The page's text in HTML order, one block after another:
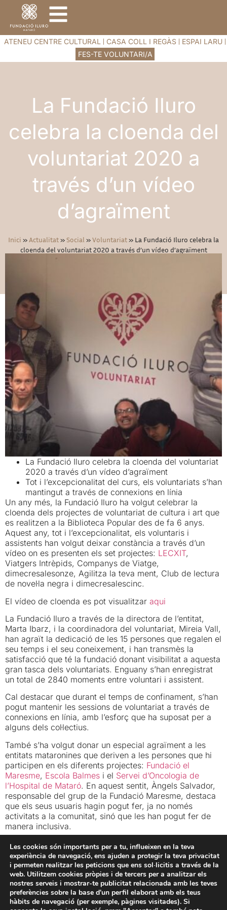
ATENEU CENTRE CULTURAL CASA COLL I REGÀS
ESPAI LARU
FES-TE VOLUNTARI/A
La Fundació Iluro
celebra la cloenda del
voluntariat 2020 a
través d’un vídeo
d’agraïment
Inici »Actualitat»Social »Voluntariat» La Fundació Iluro celebra la
cloenda del voluntariat 2020 a través d’un vídeo d’agraïment
La Fundació Iluro celebra la cloenda del voluntariat
2020 a través d’un vídeo d’agraïment
Tot i l’excepcionalitat del curs, els voluntariats s’han
mantingut a través de connexions en línia
Un any més, la Fundació Iluro ha volgut celebrar la
cloenda dels projectes de voluntariat de cultura i art que
es realitzen a la Biblioteca Popular des de fa 6 anys.
Aquest any, tot i l’excepcionalitat, els voluntaris i
assistents han volgut deixar constància a través d’un
vídeo on es presenten els set projectes: LECXIT,
Viatgers Intrèpids, Companys de Viatge,
dimecresalesonze, Agilitza la teva ment, Club de lectura
de novel·la negra i dimecresalescinc.
El vídeo de cloenda es pot visualitzar aqui
La Fundació Iluro a través de la directora de l’entitat,
Marta Ibarz, i la coordinadora del voluntariat, Mireia Vall,
han agraït la dedicació de les 15 persones que regalen el
seu temps i el seu coneixement, i han transmès la
satisfacció que té la fundació donant visibilitat a aquesta
gran tasca dels voluntariats. Enguany s’han enregistrat
un total de 2840 moments entre voluntari i assistent.
Cal destacar que durant el temps de confinament, s’han
pogut mantenir les sessions de voluntariat a través de
connexions en línia, amb l’esforç que ha suposat per a
alguns dels col·lectius.
També s’ha volgut donar un especial agraïment a les
entitats mataronines que deriven a les persones que hi
participen en els diferents projectes: Fundació el
Maresme, Escola Balmes i el Servei d’Oncologia de
l’Hospital de Mataró. En aquest sentit, Àngels Salvador,
responsable del grup de la Fundació Maresme, destaca
que els seus usuaris hagin pogut fer, ja no només
activitats a la comunitat, sinó que les han pogut fer de
manera inclusiva.
Finalment, els propis voluntaris també han manifestat la
seva il·lusió en els projectes, com la Montse Mach,
voluntària del Lecxit, que destaca el treball en equip
amb els infants, els quals aprenen gaudint i estimant la
lectura.
Fundació Iluro
Les cookies són importants per a tu, influeixen en la teva
experiència de navegació, ens ajuden a protegir la teva privacitat
i permeten realitzar les peticions que ens sol·licitis a través de la
web. Utilitzem cookies pròpies i de tercers per a analitzar els
nostres serveis i mostrar-te publicitat relacionada amb les teves
preferències sobre la base d'un perfil elaborat amb els teus
hàbits de navegació (per exemple, pàgines visitades). Si